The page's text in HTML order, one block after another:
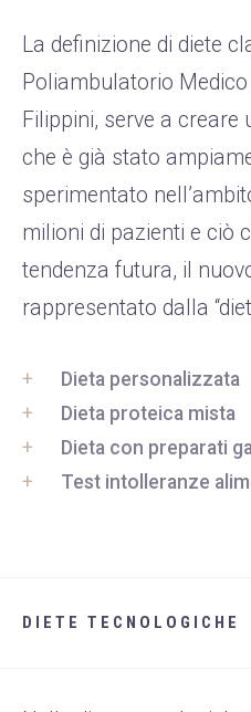
La definizione di diete
Poliambulatorio
Filippini, serve a
che è già stato
sperimentato
milioni di pazienti e ciò
tendenza futura, il
rappresentato dalla
Dieta personalizzata
Dieta proteica mista
Dieta con preparati
Test intolleranze
DIETE TECNOLOGICHE